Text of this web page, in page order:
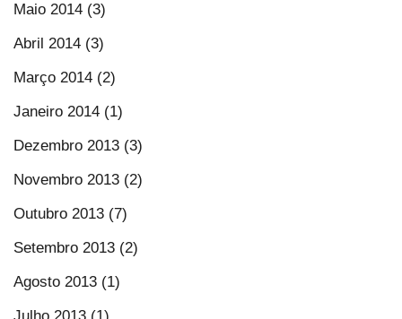
Maio 2014 (3)
Abril 2014 (3)
Março 2014 (2)
Janeiro 2014 (1)
Dezembro 2013 (3)
Novembro 2013 (2)
Outubro 2013 (7)
Setembro 2013 (2)
Agosto 2013 (1)